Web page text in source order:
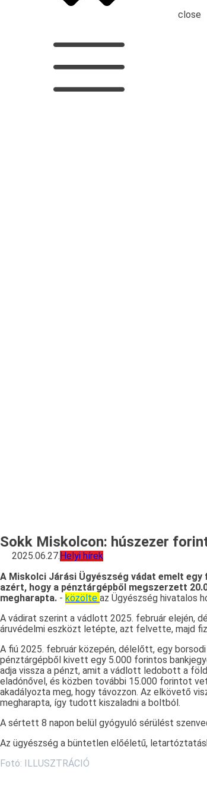
close
Sokk Miskolcon: húszezer
2025.06.27.Helyi hírek
A Miskolci Járási Ügyészség vádat emelt
azért, hogy a pénztárgépből megszerzett
megharapta. - közölte az Ügyészség hivatalos
A vádirat szerint a vádlott 2025. február elején,
áruvédelmi eszközt letépte, azt felvette, majd
A fiú 2025. február közepén, délelőtt, egy
pénztárgépből kivett egy 5.000 forintos
adja vissza a pénzt, amit a vádlott ledobott a
eladónővel, és közben további 15.000 forintot
akadályozta meg, hogy távozzon. Az elkövető
megharapta, így tudott kiszaladni a boltból.
A sértett 8 napon belül gyógyuló sérülést
Az ügyészség a büntetlen előéletű,
Fotó: ILLUSZTRÁCIÓ